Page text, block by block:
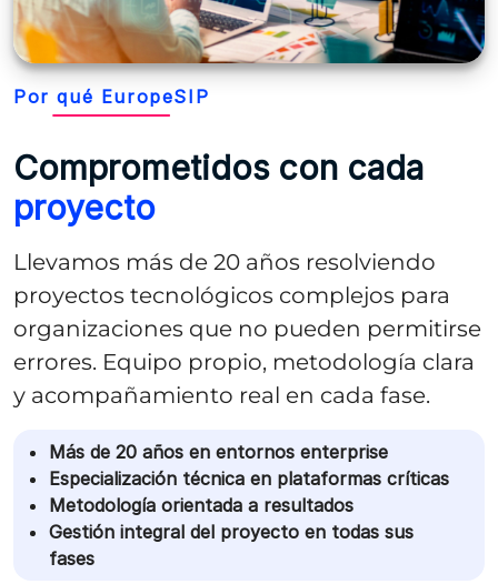
Por qué EuropeSIP
Comprometidos con cada
proyecto
Llevamos más de 20 años resolviendo
proyectos tecnológicos complejos para
organizaciones que no pueden permitirse
errores. Equipo propio, metodología clara
y acompañamiento real en cada fase.
Más de 20 años en entornos enterprise
Especialización técnica en plataformas críticas
Metodología orientada a resultados
Gestión integral del proyecto en todas sus
fases